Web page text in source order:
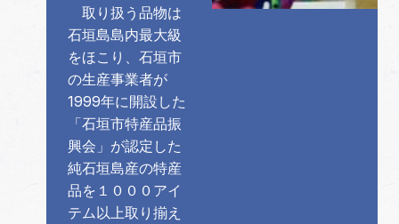
取り扱う品物は
石垣島島内最大級
をほこり、石垣市
の生産事業者が
1999年に開設した
「石垣市特産品振
興会」が認定した
純石垣島産の特産
品を１０００アイ
テム以上取り揃え